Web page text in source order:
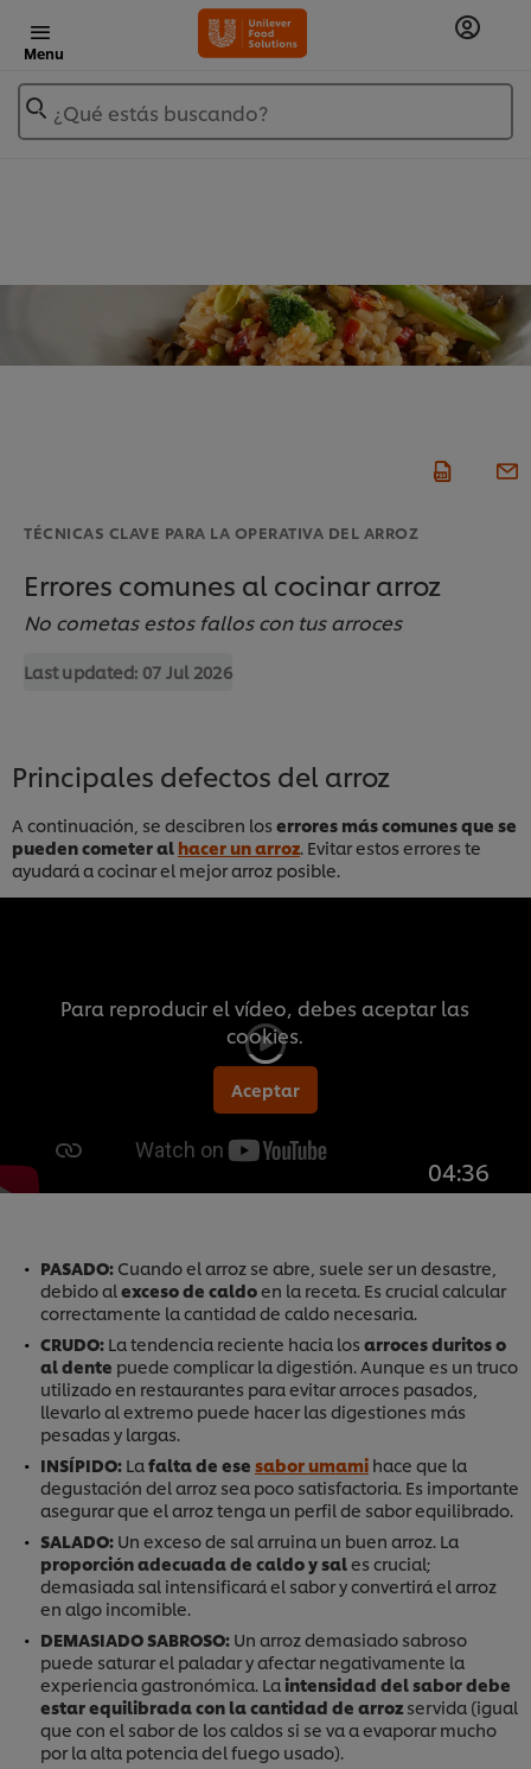
Menu
¿Qué estás buscando?
TÉCNICAS CLAVE PARA LA OPERATIVA DEL ARROZ
Errores comunes al cocinar arroz
No cometas estos fallos con tus arroces
Last updated: 07 Jul 2026
Principales defectos del arroz
A continuación, se descibren los errores más comunes que se
pueden cometer al hacer un arroz . Evitar estos errores te
ayudará a cocinar el mejor arroz posible.
Para reproducir el vídeo, debes aceptar las
cookies.
Aceptar
04:36
PASADO: Cuando el arroz se abre, suele ser un desastre,
debido al exceso de caldoen la receta. Es crucial calcular
correctamente la cantidad de caldo necesaria.
CRUDO: La tendencia reciente hacia los arroces duritos o
al dente puede complicar la digestión. Aunque es un truco
utilizado en restaurantes para evitar arroces pasados,
llevarlo al extremo puede hacer las digestiones más
pesadas y largas.
INSÍPIDO: La falta de ese sabor umami hace que la
degustación del arroz sea poco satisfactoria. Es importante
asegurar que el arroz tenga un perfil de sabor equilibrado.
SALADO: Un exceso de sal arruina un buen arroz. La
proporción adecuada de caldo y sal es crucial;
demasiada sal intensificará el sabor y convertirá el arroz
en algo incomible.
DEMASIADO SABROSO: Un arroz demasiado sabroso
puede saturar el paladar y afectar negativamente la
experiencia gastronómica. La intensidad del sabor debe
estar equilibrada con la cantidad de arroz servida (igual
que con el sabor de los caldos si se va a evaporar mucho
por la alta potencia del fuego usado).